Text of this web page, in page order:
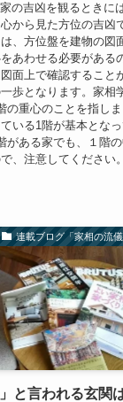
の吉凶を観るときには
から見た方位の吉凶
、方位盤を建物の図
あわせる必要がある
面上で確認すること
歩となります。家相
の重心のことを指しま
いる1階が基本とな
がある家でも、１階
、注意してください。
連載ブログ「家相の流
と言われる玄関